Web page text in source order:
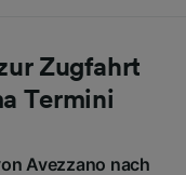
Zugfahrt
Termini
Avezzano nach